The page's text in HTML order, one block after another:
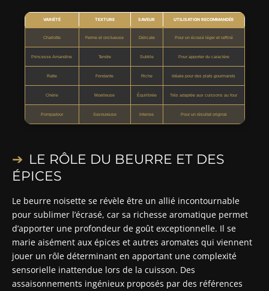
VARIÉTÉ TEXTURE SAVEUR UTILISATION RECOMMANDÉE
Charlotte Ferme et onctueuse Délicate Pour un écrasé léger et raffiné
Princesse Amandine Tendre Subtile Pour apporter du caractère
Ratte Fondante Riche Idéale pour des plats gourmands
Chérie Moelleuse Équilibrée Très adaptée aux cuissons au four
Pompadour Savoureuse Intense Pour un résultat original
LE RÔLE DU BEURRE ET DES
ÉPICES
Le beurre noisette se révèle être un allié incontournable
pour sublimer l’écrasé, car sa richesse aromatique permet
d’apporter une profondeur de goût exceptionnelle. Il se
marie aisément aux épices et autres aromates qui viennent
jouer un rôle déterminant en apportant une complexité
sensorielle inattendue lors de la cuisson. Des
assaisonnements ingénieux proposés par des références